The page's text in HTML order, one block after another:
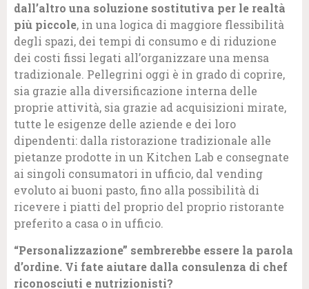
dall’altro una soluzione sostitutiva per le realtà
più piccole, in una logica di maggiore flessibilità
degli spazi, dei tempi di consumo e di riduzione
dei costi fissi legati all’organizzare una mensa
tradizionale. Pellegrini oggi è in grado di coprire,
sia grazie alla diversificazione interna delle
proprie attività, sia grazie ad acquisizioni mirate,
tutte le esigenze delle aziende e dei loro
dipendenti: dalla ristorazione tradizionale alle
pietanze prodotte in un Kitchen Lab e consegnate
ai singoli consumatori in ufficio, dal vending
evoluto ai buoni pasto, fino alla possibilità di
ricevere i piatti del proprio del proprio ristorante
preferito a casa o in ufficio.
“Personalizzazione” sembrerebbe essere la parola
d’ordine. Vi fate aiutare dalla consulenza di chef
riconosciuti e nutrizionisti?